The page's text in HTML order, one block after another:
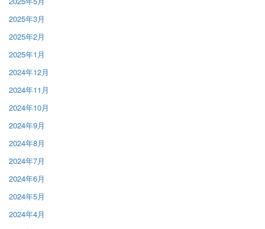
2025年3月
2025年2月
2025年1月
2024年12月
2024年11月
2024年10月
2024年9月
2024年8月
2024年7月
2024年6月
2024年5月
2024年4月